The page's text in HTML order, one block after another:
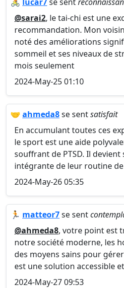
@sarai2, le tai-chi est une
recommandation. Mon
noté des améliorations
sommeil et ses niveaux de
mois seulement
2024-May-25 01:10
🤝 ahmeda8se sentsatisfait
En accumulant toutes ces
le sport est une aide
souffrant de PTSD. Il
intégrante de leur routine
2024-May-26 05:35
🏃 matteor7se sent
@ahmeda8, votre point est
notre société moderne, les
des moyens sains pour
est une solution accessible
2024-May-27 09:53